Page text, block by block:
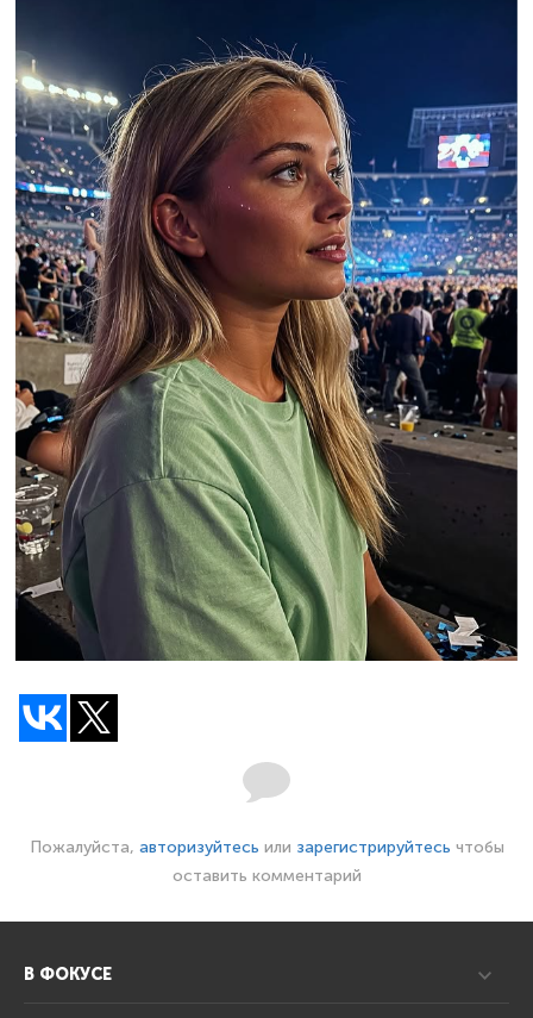
Пожалуйста, авторизуйтесь или зарегистрируйтесь чтобы
оставить комментарий
В ФОКУСЕ